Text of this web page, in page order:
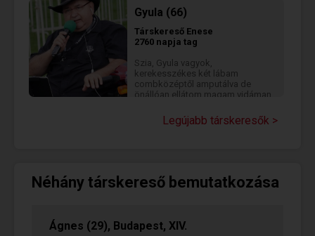
wellnes, öltönyös programok nem
érdekelnek. Keresem hosszútávú
kapcsolat reményében azt a
vékony sportos nőt, aki hasonló
életet él, akivel jókat lehet
beszélgetni, nevetni, kirándulni,
túrázni, autózni, terepjárózni,
moziba menni, jókat enni
étterembe, vízpartról nézni a
egymás társaságának. Ápolóra
Gyula (66)
Társkereső Enese
2760 napja tag
Szia, Gyula vagyok,
kerekesszékes két lábam
combközéptől amputálva de
önállóan ellátom magam vidáman
másodszor özvegy .
Legújabb társkeresők >
Néhány társkereső bemutatkozása
Ágnes (29), Budapest, XIV.